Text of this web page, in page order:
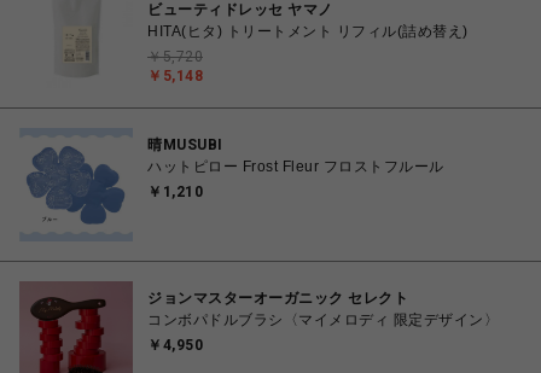
ビューティドレッセ ヤマノ
HITA(ヒタ) トリートメント リフィル(詰め替え)
￥5,148
￥5,720
晴MUSUBI
ハットピロー Frost Fleur フロストフルール
￥1,210
ジョンマスターオーガニック セレクト
コンボパドルブラシ〈マイメロディ 限定デザイン〉
￥4,950